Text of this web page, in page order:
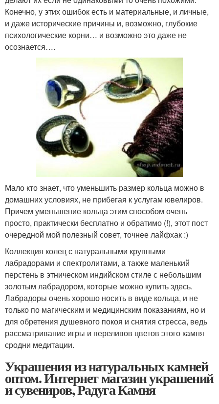
Конечно, у этих ошибок есть и материальные, и личные,
и даже исторические причины и, возможно, глубокие
психологические корни… и возможно это даже не
осознается….
Мало кто знает, что уменьшить размер кольца можно в
домашних условиях, не прибегая к услугам ювелиров.
Причем уменьшение кольца этим способом очень
просто, практически бесплатно и обратимо (!), этот пост
очередной мой полезный совет, точнее лайфхак :)
Коллекция колец с натуральными крупными
лабрадорами и спектролитами, а также маленький
перстень в этническом индийском стиле с небольшим
золотым лабрадором, которые можно купить здесь.
Лабрадоры очень хорошо носить в виде кольца, и не
только по магическим и медицинским показаниям, но и
для обретения душевного покоя и снятия стресса, ведь
рассматривание игры и переливов цветов этого камня
сродни медитации.
Украшения из натуральных камней
оптом. Интернет магазин украшений
и сувениров, Радуга Камня